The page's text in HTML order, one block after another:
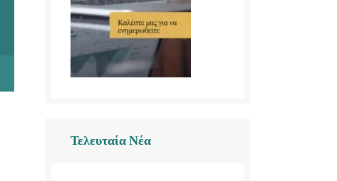
Τελευταία Νέα